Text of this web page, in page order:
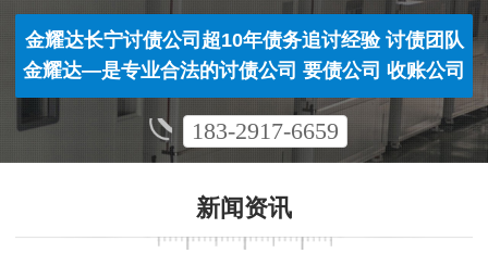
金耀达长宁讨债公司超10年债务追讨经验 讨债团队
金耀达—是专业合法的讨债公司 要债公司 收账公司
183-2917-6659
新闻资讯